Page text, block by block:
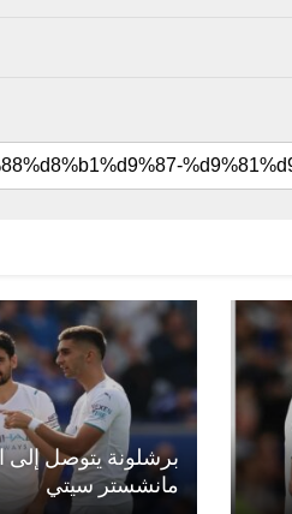
برشلونة يتوصل إلى
مانشستر سيتي